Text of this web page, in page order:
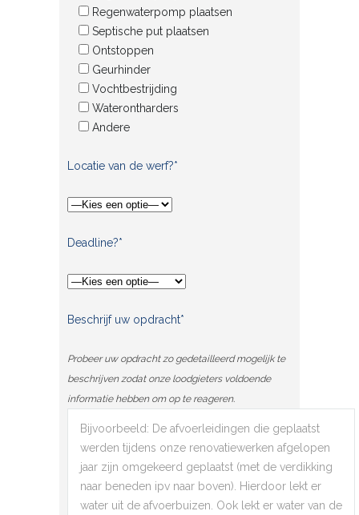
Regenwaterpomp plaatsen
Septische put plaatsen
Ontstoppen
Geurhinder
Vochtbestrijding
Waterontharders
Andere
Locatie van de werf?*
Deadline?*
Beschrijf uw opdracht*
Probeer uw opdracht zo gedetailleerd mogelijk te
beschrijven zodat onze loodgieters voldoende
informatie hebben om op te reageren.